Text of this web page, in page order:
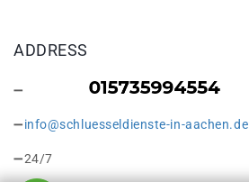
ADDRESS
info@schluesseldienste-in-aachen.de
24/7